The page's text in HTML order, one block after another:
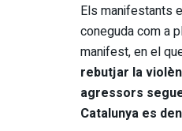
Els manifestants
coneguda com a
manifest, en el
rebutjar la
agressors
Catalunya es